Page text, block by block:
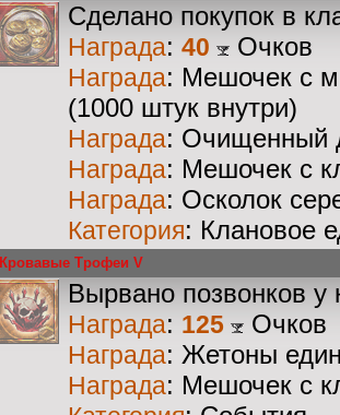
Сделано покупок в
Награда: 40 Очков
Награда: Мешочек с
(1000 штук внутри)
Награда: Очищенный
Награда: Мешочек с
Награда: Осколок
Категория: Клановое
Кровавые Трофеи V
Вырвано позвонков у
Награда: 125 Очков
Награда: Жетоны
Награда: Мешочек с